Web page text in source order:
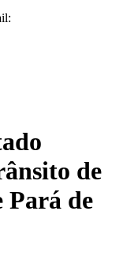
de
Pará de